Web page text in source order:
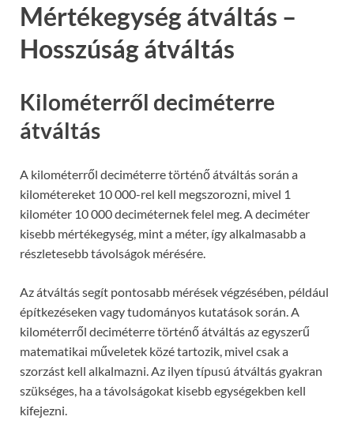
Mértékegység átváltás –
Hosszúság átváltás
Kilométerről deciméterre
átváltás
A kilométerről deciméterre történő átváltás során a
kilométereket 10 000-rel kell megszorozni, mivel 1
kilométer 10 000 deciméternek felel meg. A deciméter
kisebb mértékegység, mint a méter, így alkalmasabb a
részletesebb távolságok mérésére.
Az átváltás segít pontosabb mérések végzésében, például
építkezéseken vagy tudományos kutatások során. A
kilométerről deciméterre történő átváltás az egyszerű
matematikai műveletek közé tartozik, mivel csak a
szorzást kell alkalmazni. Az ilyen típusú átváltás gyakran
szükséges, ha a távolságokat kisebb egységekben kell
kifejezni.